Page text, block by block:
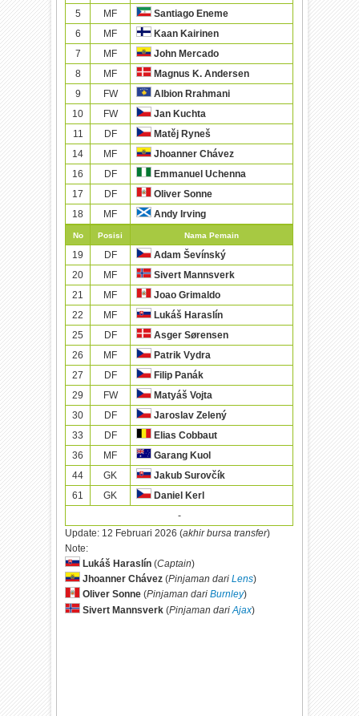
5
MF
Santiago Eneme
6
MF
Kaan Kairinen
7
MF
John Mercado
8
MF
Magnus K. Andersen
9
FW
Albion Rrahmani
10
FW
Jan Kuchta
11
DF
Matěj Ryneš
14
MF
Jhoanner Chávez
16
DF
Emmanuel Uchenna
17
DF
Oliver Sonne
18
MF Andy Irving
No Posisi Nama Pemain
19 DF
Adam Ševínský
20
MF
Sivert Mannsverk
21
MF
Joao Grimaldo
22
MF
Lukáš Haraslín
25
DF
Asger Sørensen
26
MF
Patrik Vydra
27
DF
Filip Panák
29
FW
Matyáš Vojta
30
DF
Jaroslav Zelený
33
DF
Elias Cobbaut
36
MF
Garang Kuol
44
GK
Jakub Surovčík
61
GK
Daniel Kerl
-
Update: 12 Februari 2026 (akhir bursa transfer)
Note:
Lukáš Haraslín (Captain)
Jhoanner Chávez (Pinjaman dariLens)
Oliver Sonne (Pinjaman dariBurnley)
Sivert Mannsverk (Pinjaman dariAjax)